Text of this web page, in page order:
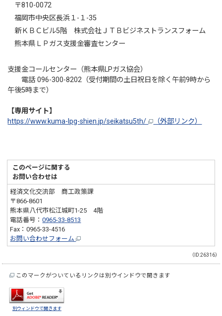
〒810-0072
福岡市中央区長浜１-１-35
新ＫＢＣビル5階 株式会社ＪＴＢビジネストランスフォーム
熊本県ＬＰガス支援金審査センター
支援金コールセンター（熊本県LPガス協会）
電話 096-300-8202（受付期間の土日祝日を除く午前9時から
午後5時まで）
【専用サイト】
https://www.kuma-lpg-shien.jp/seikatsu5th/
（外部リンク）
このページに関する
お問い合わせは
経済文化交流部 商工政策課
〒866-8601
熊本県八代市松江城町1-25 4階
電話番号：0965-33-8513
Fax：0965-33-4516
お問い合わせフォーム
（ID:26316）
このマークがついているリンクは別ウインドウで開きます
別ウィンドウで開きます